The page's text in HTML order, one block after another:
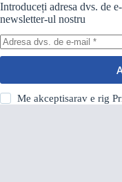
Introduceți adresa dvs. de
newsletter-ul nostru
Me akceptisarav e rig